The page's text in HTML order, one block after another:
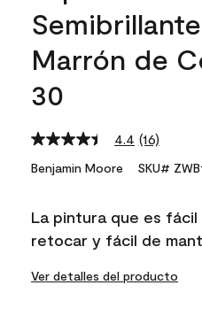
Marrón de
30
4.4 Read
16
Reviews.
link.
(16)
Benjamin Moore SKU#
La pintura que es
retocar y fácil de
Ver detalles del producto